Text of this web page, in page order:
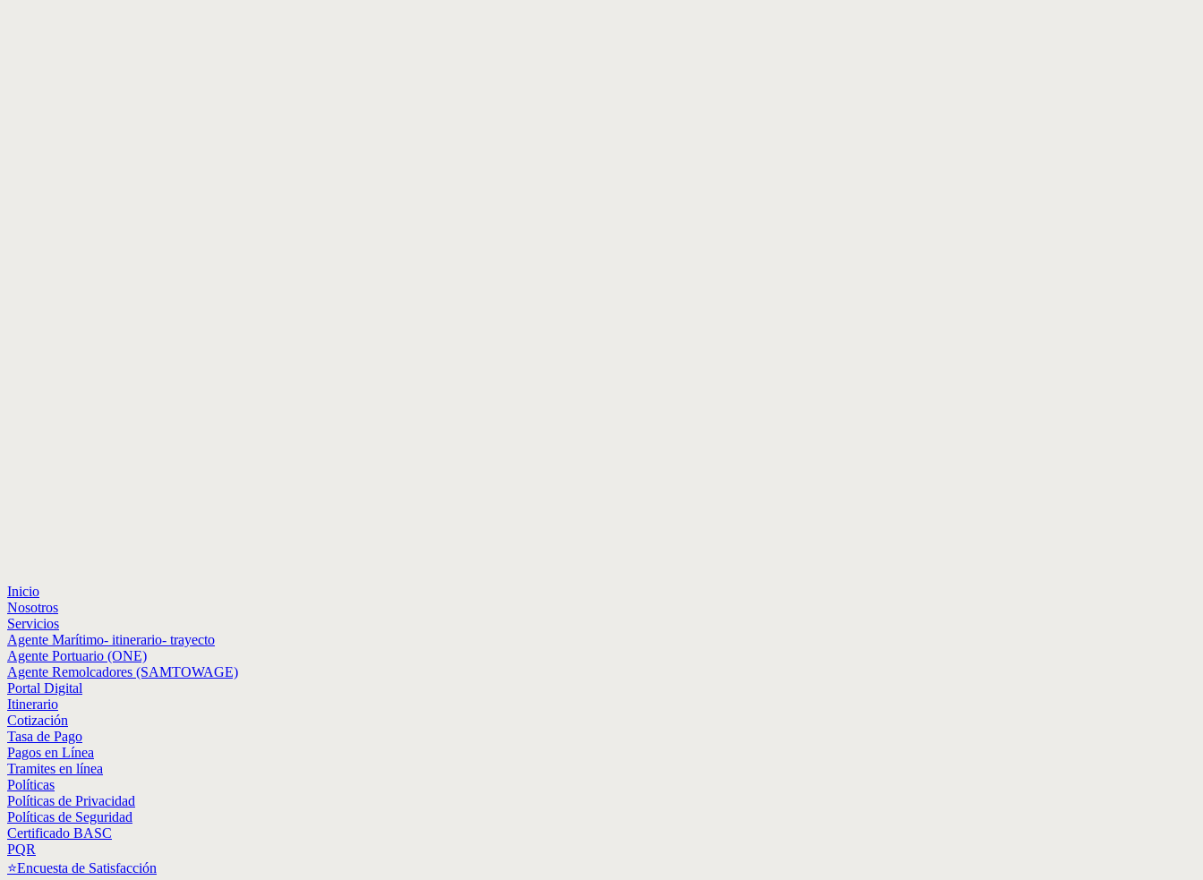
Inicio
Nosotros
Servicios
Agente Marítimo- itinerario- trayecto
Agente Portuario (ONE)
Agente Remolcadores (SAMTOWAGE)
Portal Digital
Itinerario
Cotización
Tasa de Pago
Pagos en Línea
Tramites en línea
Políticas
Políticas de Privacidad
Políticas de Seguridad
Certificado BASC
PQR
⭐Encuesta de Satisfacción